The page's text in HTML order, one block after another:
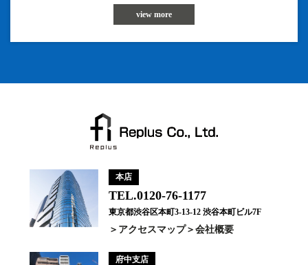
view more
本店
TEL.0120-76-1177
東京都渋谷区本町3-13-12 渋谷本町ビル7F
アクセスマップ 会社概要
府中支店